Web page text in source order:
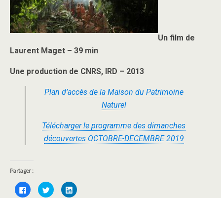
Un film de
Laurent Maget – 39 min
Une production de CNRS, IRD – 2013
Plan d’accès de la Maison du Patrimoine
Naturel
Télécharger le programme des dimanches
découvertes OCTOBRE-DECEMBRE 2019
Partager :
C
l
C
l
C
l